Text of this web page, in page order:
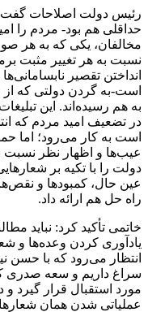
رئیس دولت اصلاحات گفت:
حداقلی هم بود- مردم را
مخالفان، یکی که به هر
نسبت به هر تغییر مثبت
انداختن تقصیر
است-به گردن دولتی که از
به هم رسیده‌اند. این
در تضعیف امید مردم که
است به کار می‌رود؛ اما
عیب‌ها و اظهار نظر نسبت
دولت را با تکیه بر
عین حال، کمبود‌ها و
راه حل هم ارائه داد.
خاتمی تأکید کرد: نباید
یادآوری کردن وعده‌ها و
انتظار می‌رود که با حسن
سراغ داریم و سعه صدری که
مورد استقبال قرار گیرد
عملیاتی شدن همان شعار‌ها